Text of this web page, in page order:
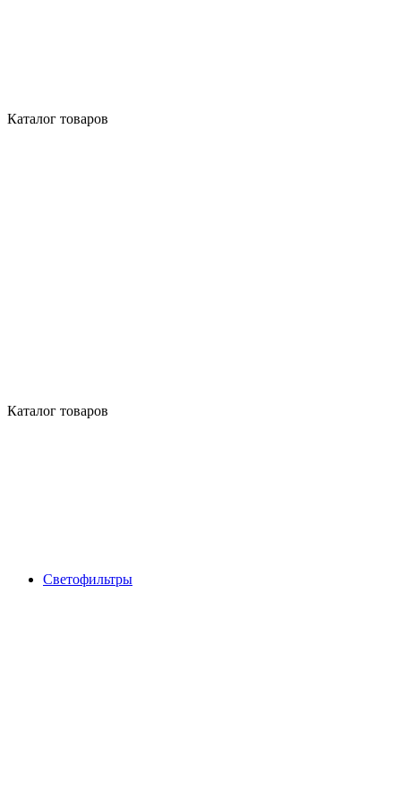
Каталог товаров
Каталог товаров
Светофильтры